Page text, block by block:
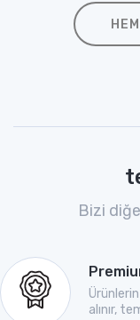
Bizi
alınır,